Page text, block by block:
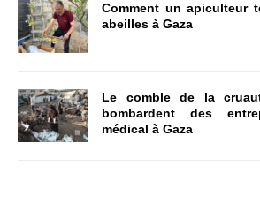
Comment un apiculteur
abeilles à Gaza
Le comble de la
bombardent des
médical à Gaza